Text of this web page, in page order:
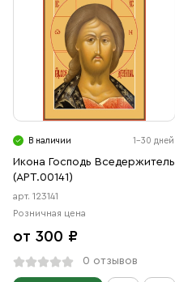
В наличии 1-30 дней
Икона Господь Вседержитель
(АРТ.00141)
арт. 123141
Розничная цена
от 300 ₽
0 отзывов